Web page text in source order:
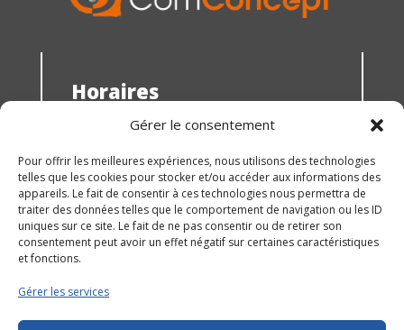
Gérer le consentement
Pour offrir les meilleures expériences, nous utilisons des technologies
telles que les cookies pour stocker et/ou accéder aux informations des
appareils. Le fait de consentir à ces technologies nous permettra de
traiter des données telles que le comportement de navigation ou les ID
uniques sur ce site. Le fait de ne pas consentir ou de retirer son
consentement peut avoir un effet négatif sur certaines caractéristiques
et fonctions.
Gérer les services
Horaires
du lundi au jeudi : 8h30 - 12h00 et 13h30 -
le vendredi : 10h30 - 15h00
Vous souhaitez nous rencontrer ? prenez
RDV !
© 2026 ComConcept |Mentions légales